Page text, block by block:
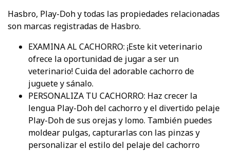
Hasbro, Play-Doh y todas las propiedades relacionadas
son marcas registradas de Hasbro.
EXAMINA AL CACHORRO: ¡Este kit veterinario
ofrece la oportunidad de jugar a ser un
veterinario! Cuida del adorable cachorro de
juguete y sánalo.
PERSONALIZA TU CACHORRO: Haz crecer la
lengua Play-Doh del cachorro y el divertido pelaje
Play-Doh de sus orejas y lomo. También puedes
moldear pulgas, capturarlas con las pinzas y
personalizar el estilo del pelaje del cachorro